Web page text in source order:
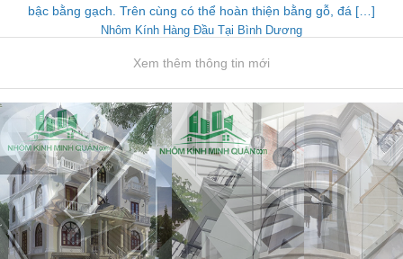
bậc bằng gạch. Trên cùng có thể hoàn thiện bằng gỗ, đá […]
Nhôm Kính Hàng Đầu Tại Bình Dương
Xem thêm thông tin mới